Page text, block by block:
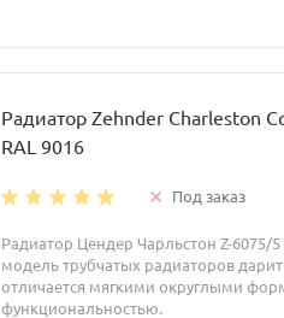
Радиатор Zehnder Charleston
RAL 9016
Под заказ
Радиатор Цендер Чарльстон Z-6075/5
модель трубчатых радиаторов
отличается мягкими округлыми
функциональностью.